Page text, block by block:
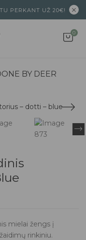
PERKANT UŽ 20€!
0
BY DEER
mielai žengs į
rinkiniu.